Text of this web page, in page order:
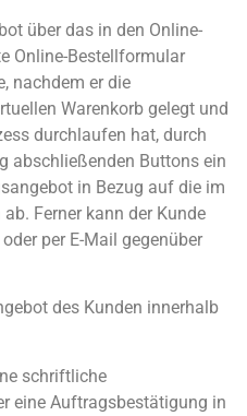
über das in den Online-
Online-Bestellformular
nachdem er die
Warenkorb gelegt und
durchlaufen hat, durch
abschließenden Buttons ein
in Bezug auf die im
Ferner kann der Kunde
per E-Mail gegenüber
des Kunden innerhalb
schriftliche
eine Auftragsbestätigung in